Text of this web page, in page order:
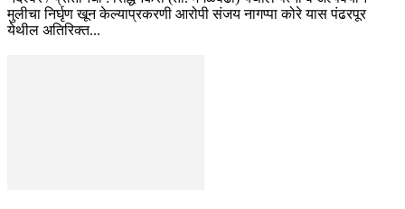
मुलीचा निर्घृण खून केल्याप्रकरणी आरोपी संजय नागप्पा कोरे यास पंढरपूर
येथील अतिरिक्त...